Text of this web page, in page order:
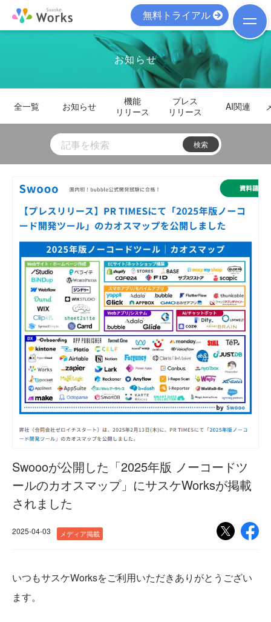
無料トライアル
お知らせ
全一覧 お知らせ
機能
リリース
プレス
リリース
AI関連
Swoooが公開した「2025年版 ノーコードツ
ールのカオスマップ」にサスケWorksが掲載
されました
2025-04-03 メディア掲載
いつもサスケWorksをご利用いただきありがとうござい
ます。